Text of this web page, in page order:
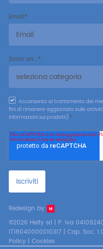
Email*
Sono un...*
Acconsento al trattamento dei
fini di rimanere aggiornato sulle
informazioni sui prodotti)*
Redesign by
©2026 Helty srl | P. Iva
IT18040000010317 | Cap. Soc.
Policy| Cookies